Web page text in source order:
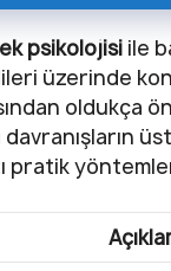
psikolojisi ile
üzerinde
oldukça
davranışların
pratik